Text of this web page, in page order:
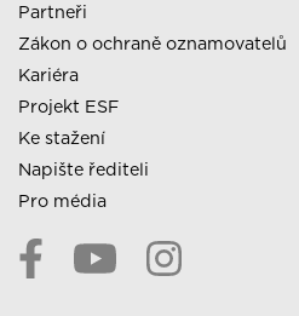
Partneři
Zákon o ochraně oznamovatelů
Kariéra
Projekt ESF
Ke stažení
Napište řediteli
Pro média